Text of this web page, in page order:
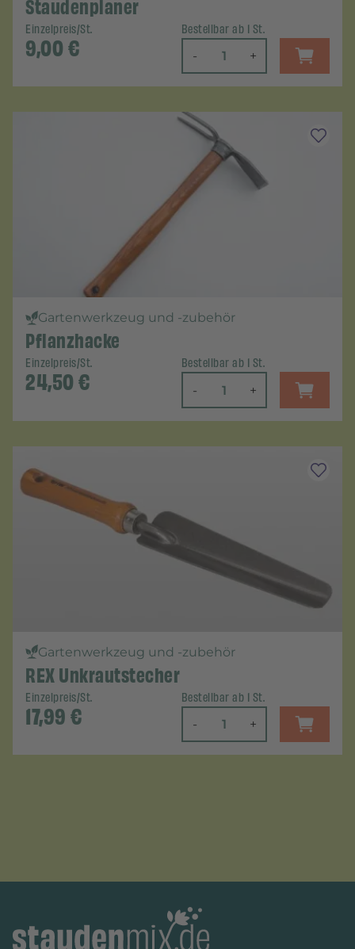
Staudenplaner
Einzelpreis/St.
9,00€
Bestellbar ab 1 St.
- +
Gartenwerkzeug und -zubehör
Pflanzhacke
Einzelpreis/St.
24,50€
Bestellbar ab 1 St.
- +
Gartenwerkzeug und -zubehör
REX Unkrautstecher
Einzelpreis/St.
17,99€
Bestellbar ab 1 St.
- +